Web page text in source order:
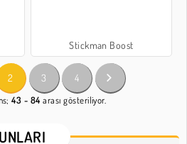
Stickman Boost
2 3 4
43 - 84 arası gösteriliyor.